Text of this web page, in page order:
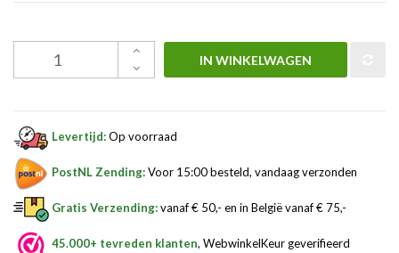
IN WINKELWAGEN
Levertijd:Op voorraad
PostNL Zending:Voor 15:00 besteld, vandaag verzonden
Gratis Verzending:vanaf € 50,- en in België vanaf € 75,-
45.000+ tevreden klanten, WebwinkelKeur geverifieerd